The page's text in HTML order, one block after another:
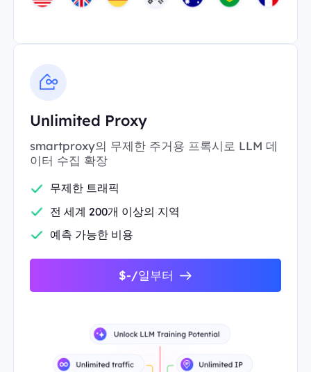
Unlimited Proxy
smartproxy의 무제한 주거용 프록시로 LLM 데
이터 수집 확장
무제한 트래픽
전 세계 200개 이상의 지역
예측 가능한 비용
$-/일부터